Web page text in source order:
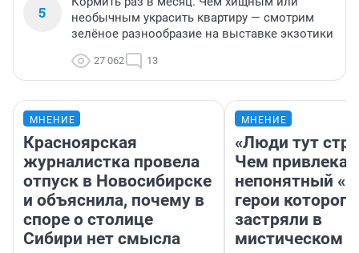
5
необычным украсить квартиру — смотрим
зелёное разнообразие на выставке экзотики
27 062 13
МНЕНИЕ
Красноярская
журналистка провела
отпуск в Новосибирске
и объяснила, почему в
споре о столице
Сибири нет смысла
МНЕНИЕ
«Люди тут
Чем
непонятный
герои которого
застряли в
мистическом